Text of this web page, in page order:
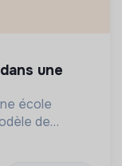
école
de